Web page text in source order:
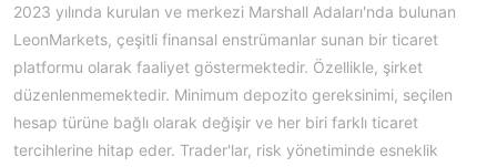
2023 yılında kurulan ve merkezi Marshall Adaları'nda bulunan
LeonMarkets, çeşitli finansal enstrümanlar sunan bir ticaret
platformu olarak faaliyet göstermektedir. Özellikle, şirket
düzenlenmemektedir. Minimum depozito gereksinimi, seçilen
hesap türüne bağlı olarak değişir ve her biri farklı ticaret
tercihlerine hitap eder. Trader'lar, risk yönetiminde esneklik